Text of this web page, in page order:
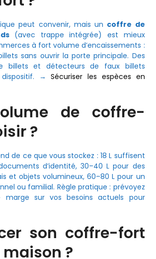
peut convenir, mais un coffre de
(avec trappe intégrée) est mieux
à fort volume d’encaissements :
sans ouvrir la porte principale. Des
billets et détecteurs de faux billets
dispositif. →Sécuriser les espèces en
de coffre-
?
de ce que vous stockez : 18 L suffisent
d’identité, 30–40 L pour des
et objets volumineux, 60–80 L pour un
ou familial. Règle pratique : prévoyez
sur vos besoins actuels pour
son coffre-fort
?